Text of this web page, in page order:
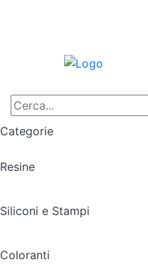
Categorie
Resine
Siliconi e Stampi
Coloranti